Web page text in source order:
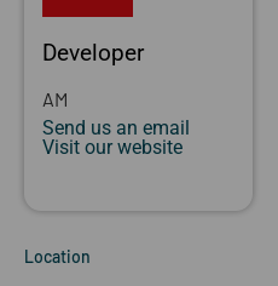
Developer
AM
Send us an email
Visit our website
Location